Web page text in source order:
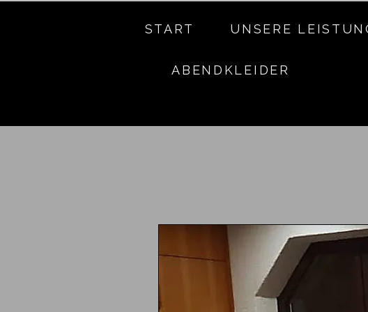
START UNSERE
ABENDKLEIDER